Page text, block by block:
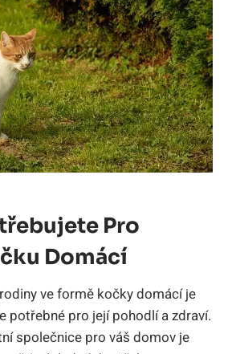
Pro
Domácí
ve formě kočky domácí je
potřebné pro její pohodlí a zdraví.
společnice pro váš domov je